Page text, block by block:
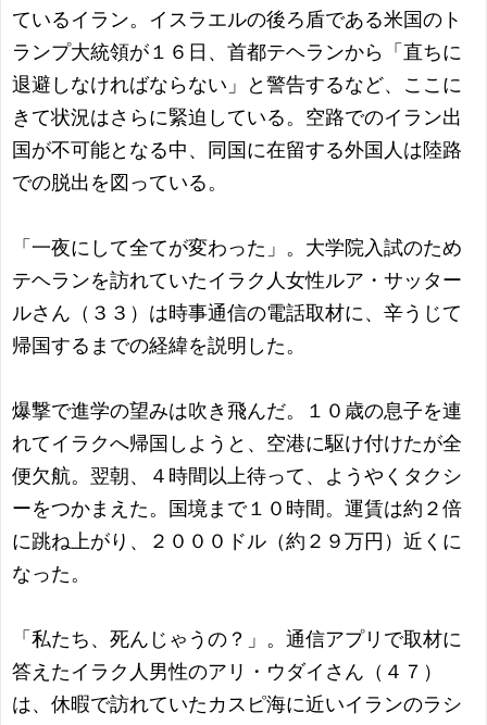
ているイラン。イスラエルの後ろ盾である米国のト
ランプ大統領が１６日、首都テヘランから「直ちに
退避しなければならない」と警告するなど、ここに
きて状況はさらに緊迫している。空路でのイラン出
国が不可能となる中、同国に在留する外国人は陸路
での脱出を図っている。
「一夜にして全てが変わった」。大学院入試のため
テヘランを訪れていたイラク人女性ルア・サッター
ルさん（３３）は時事通信の電話取材に、辛うじて
帰国するまでの経緯を説明した。
爆撃で進学の望みは吹き飛んだ。１０歳の息子を連
れてイラクへ帰国しようと、空港に駆け付けたが全
便欠航。翌朝、４時間以上待って、ようやくタクシ
ーをつかまえた。国境まで１０時間。運賃は約２倍
に跳ね上がり、２０００ドル（約２９万円）近くに
なった。
「私たち、死んじゃうの？」。通信アプリで取材に
答えたイラク人男性のアリ・ウダイさん（４７）
は、休暇で訪れていたカスピ海に近いイランのラシ